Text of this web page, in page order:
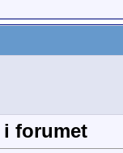
forumet